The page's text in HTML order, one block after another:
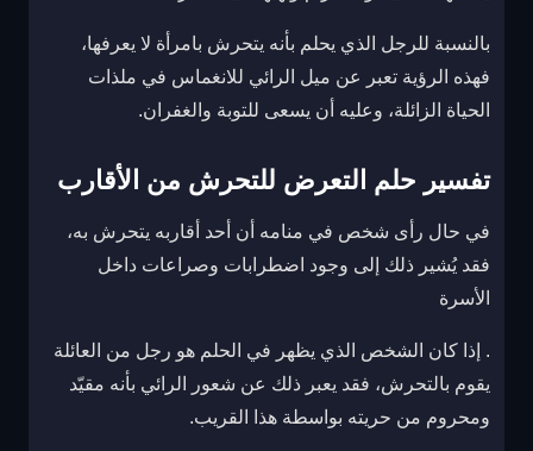
بالنسبة للرجل الذي يحلم بأنه يتحرش بامرأة لا يعرفها،
فهذه الرؤية تعبر عن ميل الرائي للانغماس في ملذات
الحياة الزائلة، وعليه أن يسعى للتوبة والغفران.
تفسير حلم التعرض للتحرش من الأقارب
في حال رأى شخص في منامه أن أحد أقاربه يتحرش به،
فقد يُشير ذلك إلى وجود اضطرابات وصراعات داخل
الأسرة
. إذا كان الشخص الذي يظهر في الحلم هو رجل من العائلة
يقوم بالتحرش، فقد يعبر ذلك عن شعور الرائي بأنه مقيّد
ومحروم من حريته بواسطة هذا القريب.